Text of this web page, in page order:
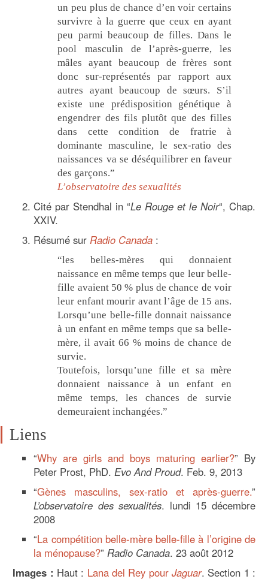
un peu plus de chance d’en voir certains
survivre à la guerre que ceux en ayant
peu parmi beaucoup de filles. Dans le
pool masculin de l’après-guerre, les
mâles ayant beaucoup de frères sont
donc sur-représentés par rapport aux
autres ayant beaucoup de sœurs. S’il
existe une prédisposition génétique à
engendrer des fils plutôt que des filles
dans cette condition de fratrie à
dominante masculine, le sex-ratio des
naissances va se déséquilibrer en faveur
des garçons.”
L’observatoire des sexualités
Cité par Stendhal in “Le Rouge et le Noir“, Chap.
XXIV.
Résumé sur Radio Canada :
“les belles-mères qui donnaient
naissance en même temps que leur belle-
fille avaient 50 % plus de chance de voir
leur enfant mourir avant l’âge de 15 ans.
Lorsqu’une belle-fille donnait naissance
à un enfant en même temps que sa belle-
mère, il avait 66 % moins de chance de
survie.
Toutefois, lorsqu’une fille et sa mère
donnaient naissance à un enfant en
même temps, les chances de survie
demeuraient inchangées.”
Liens
“Why are girls and boys maturing earlier?” By
Peter Prost, PhD.Evo And Proud. Feb. 9, 2013
“Gènes masculins, sex-ratio et après-guerre.”
L’observatoire des sexualités. lundi 15 décembre
2008
“La compétition belle-mère belle-fille à l’origine de
la ménopause?”Radio Canada. 23 août 2012
Images : Haut : Lana del Rey pour Jaguar. Section 1 :